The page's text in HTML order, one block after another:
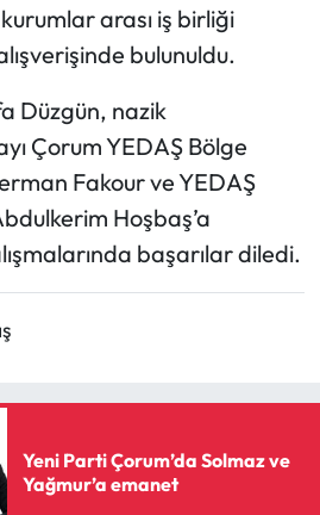
arası iş birliği
bulunuldu.
Düzgün, nazik
Çorum YEDAŞ Bölge
Fakour ve YEDAŞ
Hoşbaş’a
başarılar diledi.
Yeni Parti Çorum’da Solmaz ve
Yağmur’a emanet